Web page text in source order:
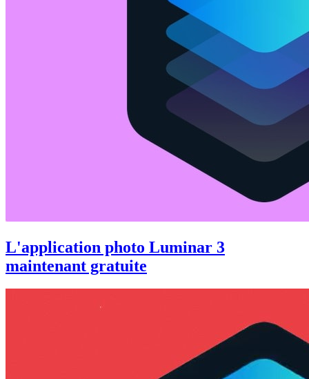
L'application photo Luminar 3
maintenant gratuite